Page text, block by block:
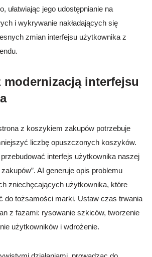
ułatwiając jego udostępnianie na
i wykrywanie nakładających się
zmian interfejsu użytkownika z
modernizacją interfejsu
z koszykiem zakupów potrzebuje
liczbę opuszczonych koszyków.
interfejs użytkownika naszej
AI generuje opis problemu
zniechęcających użytkownika, które
do tożsamości marki. Ustaw czas trwania
z fazami: rysowanie szkiców, tworzenie
użytkowników i wdrożenie.